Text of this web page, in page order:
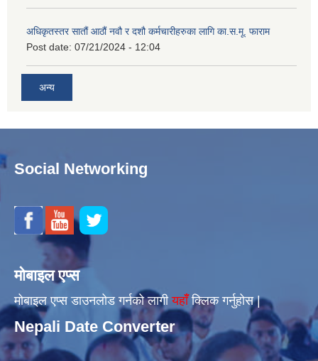
अधिकृतस्तर सातौं आठौं नवौ र दशौ कर्मचारीहरुका लागि का.स.मू. फाराम
Post date: 07/21/2024 - 12:04
अन्य
Social Networking
मोबाइल एप्स
मोबाइल एप्स डाउनलोड गर्नको लागीयहाँँक्लिक गर्नुहोस |
Nepali Date Converter